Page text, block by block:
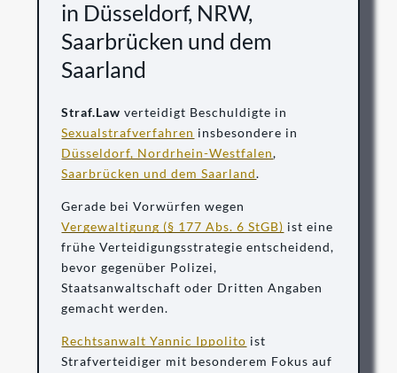
in Düsseldorf, NRW,
Saarbrücken und dem
Saarland
Straf.Law verteidigt Beschuldigte in
Sexualstrafverfahren insbesondere in
Düsseldorf, Nordrhein-Westfalen,
Saarbrücken und dem Saarland.
Gerade bei Vorwürfen wegen
Vergewaltigung (§ 177 Abs. 6 StGB) ist eine
frühe Verteidigungsstrategie entscheidend,
bevor gegenüber Polizei,
Staatsanwaltschaft oder Dritten Angaben
gemacht werden.
Rechtsanwalt Yannic Ippolito ist
Strafverteidiger mit besonderem Fokus auf